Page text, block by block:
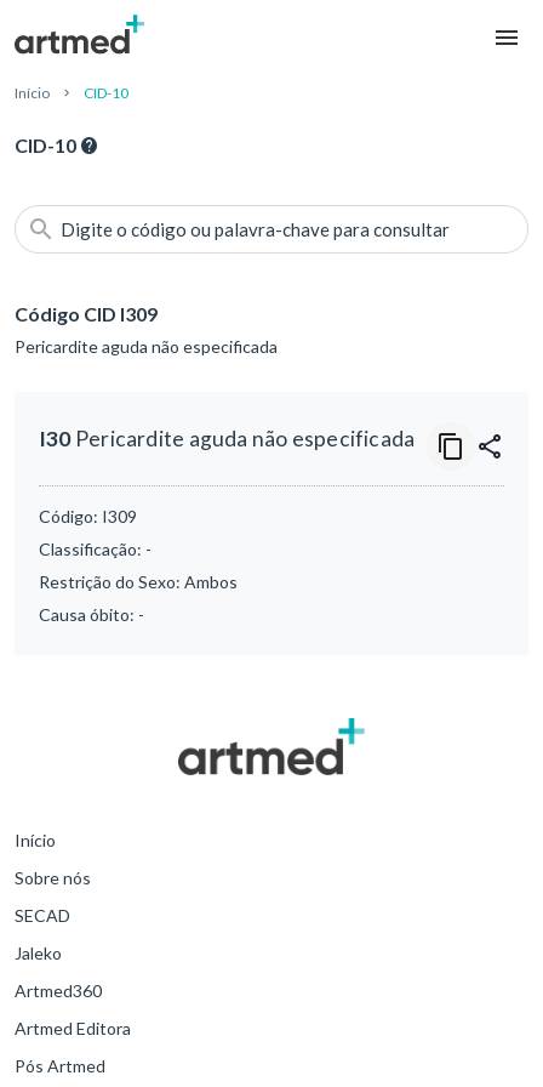
Início CID-10
CID-10
Digite o código ou palavra-chave para consultar
Código CID I309
Pericardite aguda não especificada
I30Pericardite aguda não especificada
Código: I309
Classificação: -
Restrição do Sexo: Ambos
Causa óbito: -
Início
Sobre nós
SECAD
Jaleko
Artmed360
Artmed Editora
Pós Artmed